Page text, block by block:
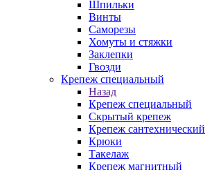
Шпильки
Винты
Саморезы
Хомуты и стяжки
Заклепки
Гвозди
Крепеж специальный
Назад
Крепеж специальный
Скрытый крепеж
Крепеж сантехнический
Крюки
Такелаж
Крепеж магнитный